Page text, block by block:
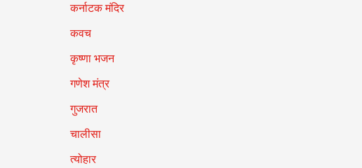
कर्नाटक मंदिर
कवच
कृष्णा भजन
गणेश मंत्र
गुजरात
चालीसा
त्योहार